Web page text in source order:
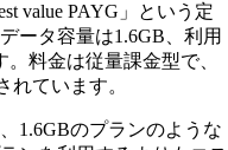
value PAYG」という定
ータ容量は1.6GB、利用
料金は従量課金型で、
れています。
1.6GBのプランのような